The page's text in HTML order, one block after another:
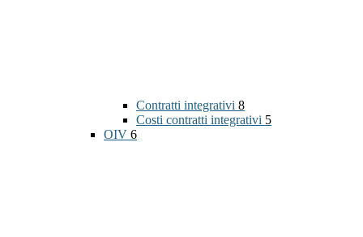
Contratti integrativi 8
Costi contratti integrativi 5
OIV 6